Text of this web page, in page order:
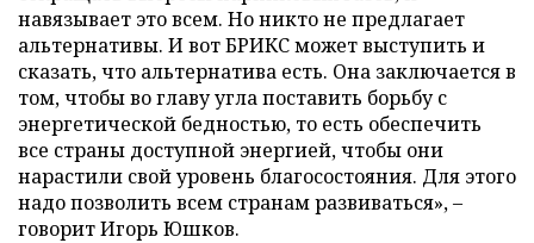
навязывает это всем. Но никто не предлагает
альтернативы. И вот БРИКС может выступить и
сказать, что альтернатива есть. Она заключается в
том, чтобы во главу угла поставить борьбу с
энергетической бедностью, то есть обеспечить
все страны доступной энергией, чтобы они
нарастили свой уровень благосостояния. Для этого
надо позволить всем странам развиваться», –
говорит Игорь Юшков.